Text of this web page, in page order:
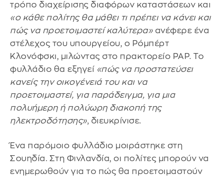
τρόπο διαχείρισης διαφόρων καταστάσεων και
«ο κάθε πολίτης θα μάθει τι πρέπει να κάνει και
πώς να προετοιμαστεί καλύτερα» ανέφερε ένα
στέλεχος του υπουργείου, ο Ρόμπέρτ
Κλονόφσκι, μιλώντας στο πρακτορείο PAP. Το
φυλλάδιο θα εξηγεί «πώς να προστατεύσει
κανείς την οικογένειά του και να
προετοιμαστεί, για παράδειγμα, για μια
πολυήμερη ή πολύωρη διακοπή της
ηλεκτροδότησης», διευκρίνισε.
Ένα παρόμοιο φυλλάδιο μοιράστηκε στη
Σουηδία. Στη Φινλανδία, οι πολίτες μπορούν να
ενημερωθούν για το πώς θα προετοιμαστούν